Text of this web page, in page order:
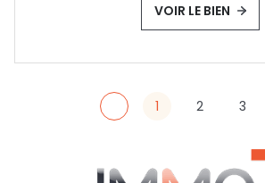
VOIR LE BIEN
1 2 3